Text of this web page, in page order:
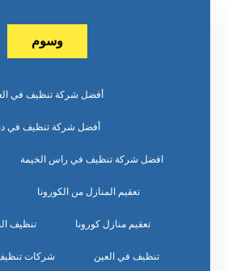
وسوم
أفضل شركة تنظيف في
أفضل شركة تنظيف في
افضل شركة تنظيف في راس الخيمة
تعقيم المنازل من الكورونا
تعقيم منازل كورونا تنظيف
تنظيف في العين شركات